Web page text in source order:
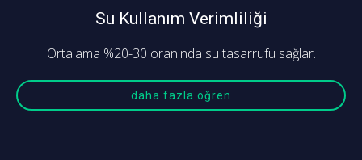
Su Kullanım Verimliliği
Ortalama %20-30 oranında su tasarrufu sağlar.
daha fazla öğren